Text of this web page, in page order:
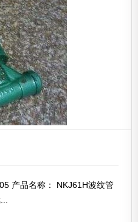
产品名称： NKJ61H波纹管